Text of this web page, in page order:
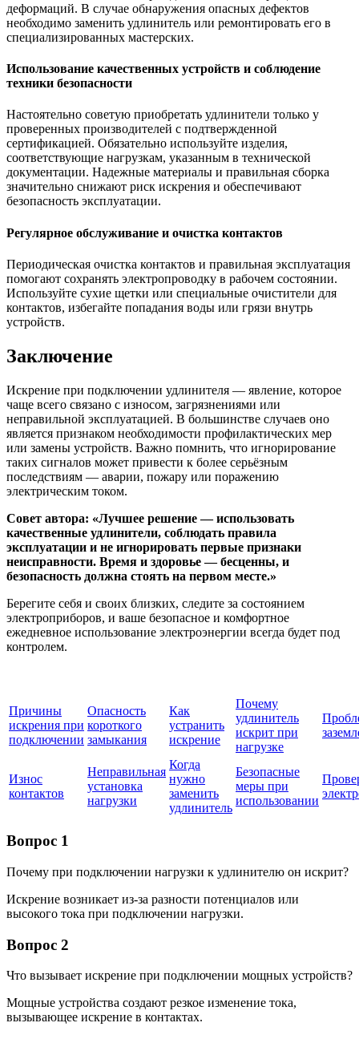
деформаций. В случае обнаружения опасных дефектов
необходимо заменить удлинитель или ремонтировать его в
специализированных мастерских.
Использование качественных устройств и соблюдение
техники безопасности
Настоятельно советую приобретать удлинители только у
проверенных производителей с подтвержденной
сертификацией. Обязательно используйте изделия,
соответствующие нагрузкам, указанным в технической
документации. Надежные материалы и правильная сборка
значительно снижают риск искрения и обеспечивают
безопасность эксплуатации.
Регулярное обслуживание и очистка контактов
Периодическая очистка контактов и правильная эксплуатация
помогают сохранять электропроводку в рабочем состоянии.
Используйте сухие щетки или специальные очистители для
контактов, избегайте попадания воды или грязи внутрь
устройств.
Заключение
Искрение при подключении удлинителя — явление, которое
чаще всего связано с износом, загрязнениями или
неправильной эксплуатацией. В большинстве случаев оно
является признаком необходимости профилактических мер
или замены устройств. Важно помнить, что игнорирование
таких сигналов может привести к более серьёзным
последствиям — аварии, пожару или поражению
электрическим током.
Совет автора: «Лучшее решение — использовать
качественные удлинители, соблюдать правила
эксплуатации и не игнорировать первые признаки
неисправности. Время и здоровье — бесценны, и
безопасность должна стоять на первом месте.»
Берегите себя и своих близких, следите за состоянием
электроприборов, и ваше безопасное и комфортное
ежедневное использование электроэнергии всегда будет под
контролем.
Причины
искрения при
подключении
Опасность
короткого
замыкания
Как
устранить
искрение
Почему
удлинитель
искрит при
нагрузке
Износ
контактов
Неправильная
установка
нагрузки
Когда
нужно
заменить
удлинитель
Безопасные
меры при
использовании
Вопрос 1
Почему при подключении нагрузки к удлинителю он искрит?
Искрение возникает из-за разности потенциалов или
высокого тока при подключении нагрузки.
Вопрос 2
Что вызывает искрение при подключении мощных устройств?
Мощные устройства создают резкое изменение тока,
вызывающее искрение в контактах.